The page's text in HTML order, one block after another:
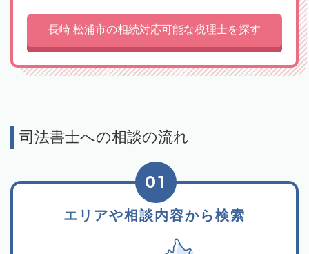
長崎 松浦市の相続対応可能な税理士を探す
司法書士への相談の流れ
エリアや相談内容から検索
01